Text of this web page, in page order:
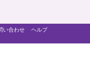
い合わせ
ヘルプ